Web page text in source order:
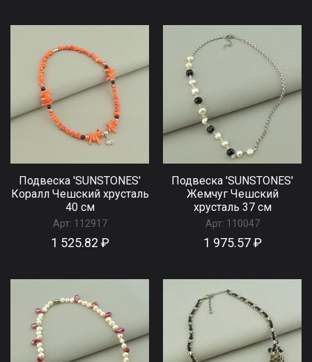
Подвеска 'SUNSTONES'
Коралл Чешский хрусталь
40 см
Арт: 112917
1 525.82 ₽
Подвеска 'SUNSTONES'
Жемчуг Чешский
хрусталь 37 см
Арт: 110047
1 975.57 ₽